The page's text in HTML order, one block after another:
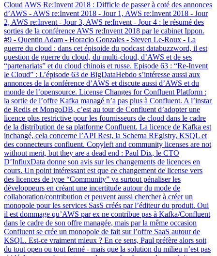
Cloud AWS Re:Invent 2018 : Difficle de passer à coté des annonces
d’AWS - AWS re:Invent 2018 - Jour 1, AWS re:Invent 2018 - Jour
2, AWS re:Invent - Jour 3, AWS re:Invent - Jour 4 : le résumé des
sorties de la conférence AWS re:Invent 2018 par le cabinet Ippon.
#9 - Quentin Adam - Horacio Gonzales - Steven Le-Roux - La
guerre du cloud : dans cet épisoide du podcast databuzzword, il est
question de guerre du cloud, du multi-cloud, d’AWS et de ses
“partenariats” et du cloud chinois et russe. Episode 63 : “Re-Invent
le Cloud” : L’épisode 63 de BigDataHebdo s’intéresse aussi aux
annonces de la conférence d’AWS et discute aussi d’AWS et du
monde de l’opensource. License Changes for Confluent Platform :
la sortie de l’offre Kafka managé n’a pas plus à Confluent. A l’instar
de Redis et MongoDB, c’est au tour de Confluent d’adopter une
licence plus restrictive pour les fournisseurs de cloud dans le cadre
de la distribution de sa platforme Confluent. La licence de Kafka est
inchangé, cela concerne l’API Rest, la Schema REgistry, KSQL et
des connecteurs confluent. Copyleft and community licenses are not
without merit, but they are a dead end : Paul Dix, le CTO
D’InfluxData donne son avis sur les changements de licences en
cours. Un point intéressant est que ce changement de license vers
des licences de type “Community” va surtout pénaliser les
développeurs en créant une incertitude autour du mode de
collaboration/contribution et peuvent aussi chercher à créer un
monopole pour les services SasS créés par l’éditeur du produit. Oui
il est dommage qu’AWS par ex ne contribue pas à Kafka/Confluent
dans le cadre de son offre managée, mais par la même occasion
Confluent se crée un monopole de fait sur l’offre SaaS autour de
KSQL. Est-ce vraiment mieux ? En ce sens, Paul préfère alors soit
du tout open ou tout fermé - mais que la solution du milieu n’est pas